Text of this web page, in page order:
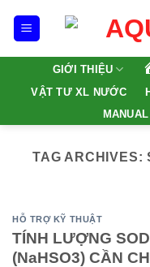
GIỚI THIỆU
VẬT TƯ XL NƯỚC
TAG ARCHIVES:
HỖ TRỢ KỸ THUẬT
TÍNH LƯỢNG
(NaHSO3) CẦN